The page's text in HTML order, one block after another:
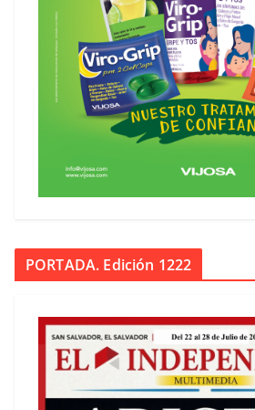
PORTADA. Edición 1222